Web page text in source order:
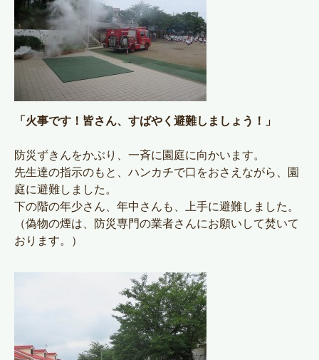
「火事です！皆さん、すばやく避難しましょう！」
防災ずきんをかぶり、一斉に園庭に向かいます。
先生達の指示のもと、ハンカチで口をおさえながら、園
庭に避難しました。
下の階の年少さん、年中さんも、上手に避難しました。
（偽物の煙は、防災専門の業者さんにお願いして焚いて
おります。）